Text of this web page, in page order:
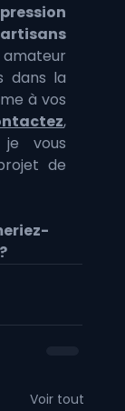
dans la
à vos
,
vous
de
Voir tout